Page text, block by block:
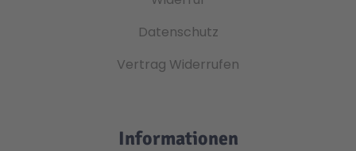
Datenschutz
Vertrag Widerrufen
Informationen